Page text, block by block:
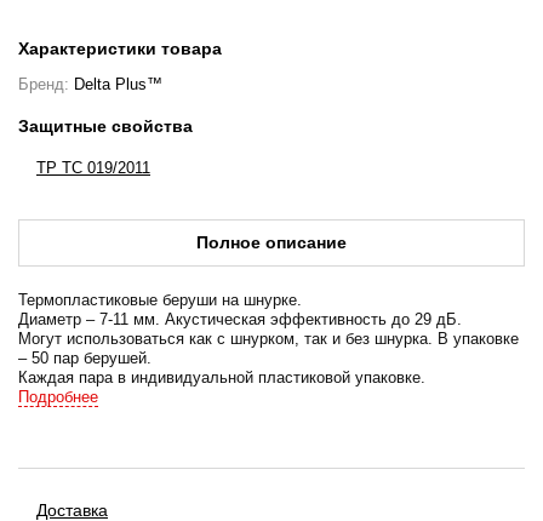
Характеристики товара
Бренд: Delta Plus™
Защитные свойства
ТР ТС 019/2011
Полное описание
Термопластиковые беруши на шнурке.
Диаметр – 7-11 мм. Акустическая эффективность до 29 дБ.
Могут использоваться как с шнурком, так и без шнурка. В упаковке
– 50 пар берушей.
Каждая пара в индивидуальной пластиковой упаковке.
Снижение уровня низкочастотного шума (L) на 24 дБ
Подробнее
Доставка